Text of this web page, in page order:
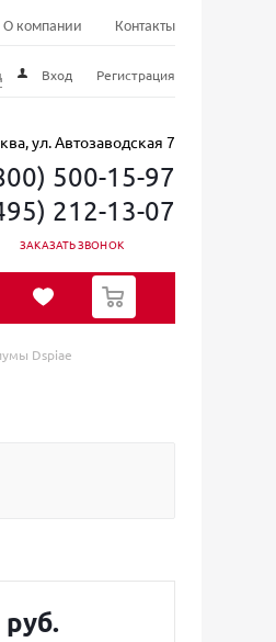
О компании Контакты
Вход Регистрация
ул. Автозаводская 7
500-15-97
212-13-07
ЗАКАЗАТЬ ЗВОНОК
0
Dspiae